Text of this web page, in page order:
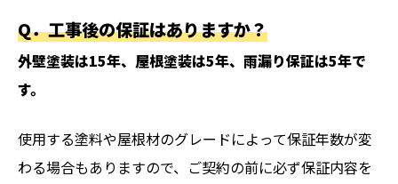
Q．工事後の保証はありますか？
外壁塗装は15年、屋根塗装は5年、雨漏り保証は5年で
す。
使用する塗料や屋根材のグレードによって保証年数が変
わる場合もありますので、ご契約の前に必ず保証内容を